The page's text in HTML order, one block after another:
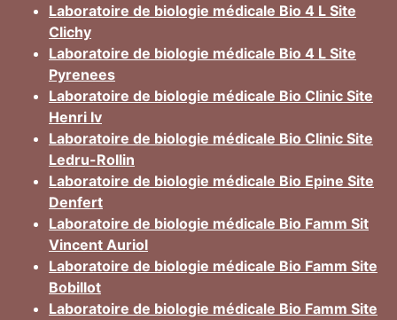
Laboratoire de biologie médicale Bio 4 L Site
Clichy
Laboratoire de biologie médicale Bio 4 L Site
Pyrenees
Laboratoire de biologie médicale Bio Clinic Site
Henri Iv
Laboratoire de biologie médicale Bio Clinic Site
Ledru-Rollin
Laboratoire de biologie médicale Bio Epine Site
Denfert
Laboratoire de biologie médicale Bio Famm Sit
Vincent Auriol
Laboratoire de biologie médicale Bio Famm Site
Bobillot
Laboratoire de biologie médicale Bio Famm Site